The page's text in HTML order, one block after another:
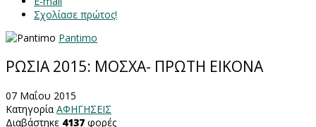
Σχολίασε πρώτος!
Pantimo
ΡΩΣΙΑ 2015: ΜΟΣΧΑ- ΠΡΩΤΗ ΕΙΚΟΝΑ
07 Μαΐου 2015
Κατηγορία ΑΦΗΓΗΣΕΙΣ
Διαβάστηκε 4137 φορές